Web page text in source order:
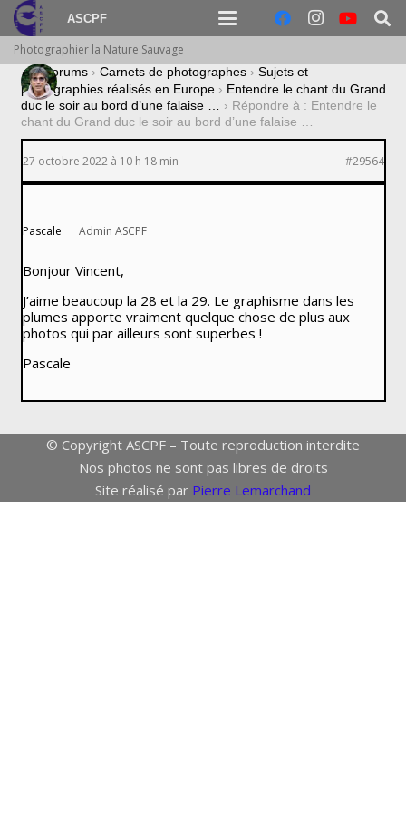
ASCPF
Photographier la Nature Sauvage
› Forums › Carnets de photographes › Sujets et
photographies réalisés en Europe › Entendre le chant du Grand
duc le soir au bord d’une falaise … › Répondre à : Entendre le
chant du Grand duc le soir au bord d’une falaise …
27 octobre 2022 à 10 h 18 min #29564
Pascale Admin ASCPF
Bonjour Vincent,
J’aime beaucoup la 28 et la 29. Le graphisme dans les
plumes apporte vraiment quelque chose de plus aux
photos qui par ailleurs sont superbes !
Pascale
© Copyright ASCPF – Toute reproduction interdite
Nos photos ne sont pas libres de droits
Site réalisé par Pierre Lemarchand